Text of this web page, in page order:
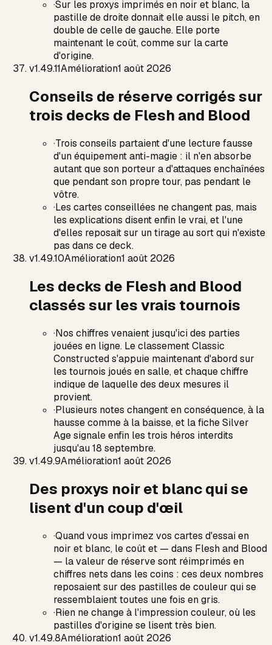
·Sur les proxys imprimés en noir et blanc, la
pastille de droite donnait elle aussi le pitch, en
double de celle de gauche. Elle porte
maintenant le coût, comme sur la carte
d'origine.
v1.49.11Amélioration1 août 2026
Conseils de réserve corrigés sur
trois decks de Flesh and Blood
·Trois conseils partaient d'une lecture fausse
d'un équipement anti-magie : il n'en absorbe
autant que son porteur a d'attaques enchaînées
que pendant son propre tour, pas pendant le
vôtre.
·Les cartes conseillées ne changent pas, mais
les explications disent enfin le vrai, et l'une
d'elles reposait sur un tirage au sort qui n'existe
pas dans ce deck.
v1.49.10Amélioration1 août 2026
Les decks de Flesh and Blood
classés sur les vrais tournois
·Nos chiffres venaient jusqu'ici des parties
jouées en ligne. Le classement Classic
Constructed s'appuie maintenant d'abord sur
les tournois joués en salle, et chaque chiffre
indique de laquelle des deux mesures il
provient.
·Plusieurs notes changent en conséquence, à la
hausse comme à la baisse, et la fiche Silver
Age signale enfin les trois héros interdits
jusqu'au 18 septembre.
v1.49.9Amélioration1 août 2026
Des proxys noir et blanc qui se
lisent d'un coup d'œil
·Quand vous imprimez vos cartes d'essai en
noir et blanc, le coût et — dans Flesh and Blood
— la valeur de réserve sont réimprimés en
chiffres nets dans les coins : ces deux nombres
reposaient sur des pastilles de couleur qui se
ressemblaient toutes une fois en gris.
·Rien ne change à l'impression couleur, où les
pastilles d'origine se lisent très bien.
v1.49.8Amélioration1 août 2026